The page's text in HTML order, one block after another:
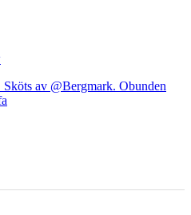
av @Bergmark. Obunden